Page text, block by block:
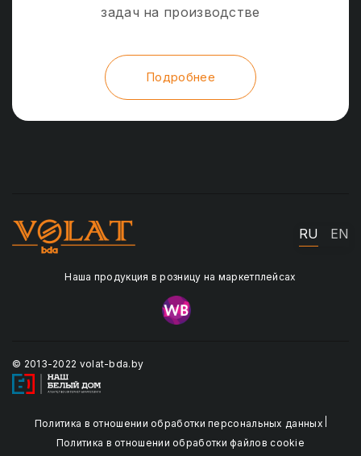
задач на производстве
Подробнее
RU EN
Наша продукция в розницу на маркетплейсах
© 2013-2022 volat-bda.by
Политика в отношении обработки персональных данных
Политика в отношении обработки файлов cookie